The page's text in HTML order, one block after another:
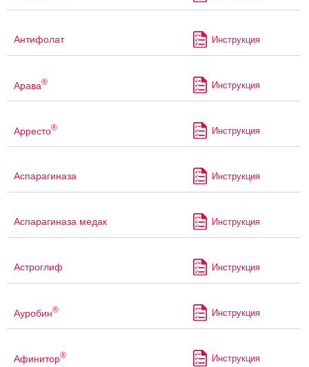
Антифолат Инструкция
Арава® Инструкция
Арресто® Инструкция
Аспарагиназа Инструкция
Аспарагиназа медак Инструкция
Астроглиф Инструкция
Ауробин® Инструкция
Афинитор® Инструкция